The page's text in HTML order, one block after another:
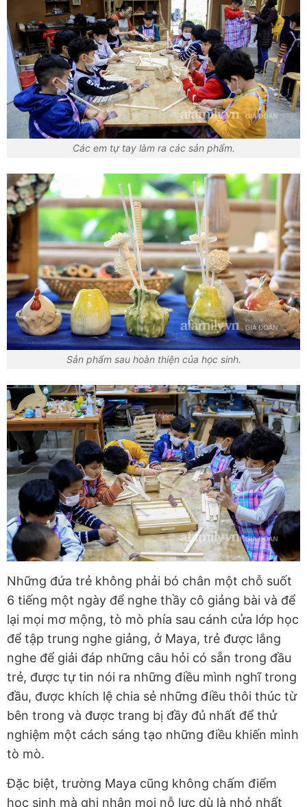
Các em tự tay làm ra các sản phẩm.
Sản phẩm sau hoàn thiện của học sinh.
Những đứa trẻ không phải bó chân một chỗ suốt
6 tiếng một ngày để nghe thầy cô giảng bài và để
lại mọi mơ mộng, tò mò phía sau cánh cửa lớp học
để tập trung nghe giảng, ở Maya, trẻ được lắng
nghe để giải đáp những câu hỏi có sẵn trong đầu
trẻ, được tự tin nói ra những điều mình nghĩ trong
đầu, được khích lệ chia sẻ những điều thôi thúc từ
bên trong và được trang bị đầy đủ nhất để thử
nghiệm một cách sáng tạo những điều khiến mình
tò mò.
Đặc biệt, trường Maya cũng không chấm điểm
học sinh mà ghi nhận mọi nỗ lực dù là nhỏ nhất